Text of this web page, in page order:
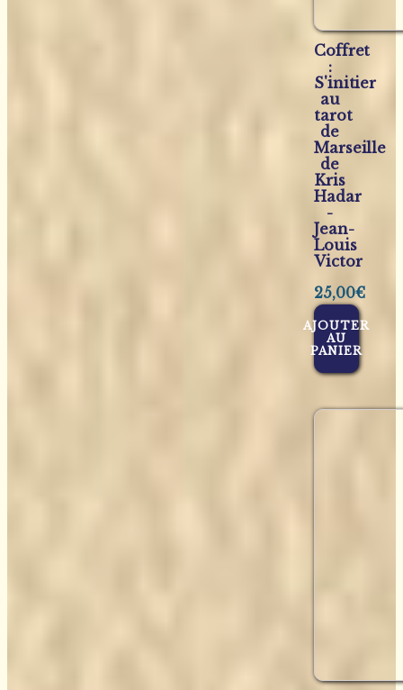
Coffret
:
S'initier
au
tarot
de
Marseille
de
Kris
Hadar
-
Jean-
Louis
Victor
25,00€
AJOUTER
AU
PANIER